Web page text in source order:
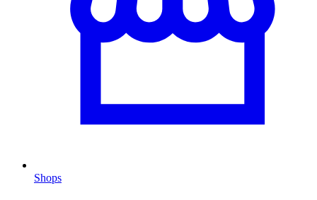
Shops